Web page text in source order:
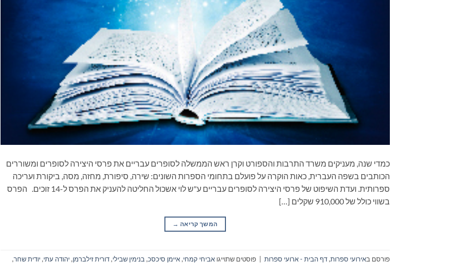
כמדי שנה, מעניקים משרד התרבות והספורט וקרן ראש הממשלה לסופרים עבריים את פרסי היצירה לסופרים ומשוררים
הכותבים בשפה העברית, כאות הוקרה על פועלם בתחומי הספרות השונים: שירה, סיפורת, מחזה, מסה, ביקורת ועריכה
ספרותית. ועדת השיפוט של פרסי היצירה לסופרים עבריים ע"ש לוי אשכול החליטה להעניק את הפרס ל-14 זוכים. הפרס
בשווי כולל של 910,000 שקלים […]
המשך קריאה →
פורסם באירועי ספרות,דף הבית - ארועי ספרות פוסטים שתוייגו אביחי קמחי,איימן סיכסכ, בנימין שבילי,דורית זילברמן,יהודה עתי,יודית שחר,